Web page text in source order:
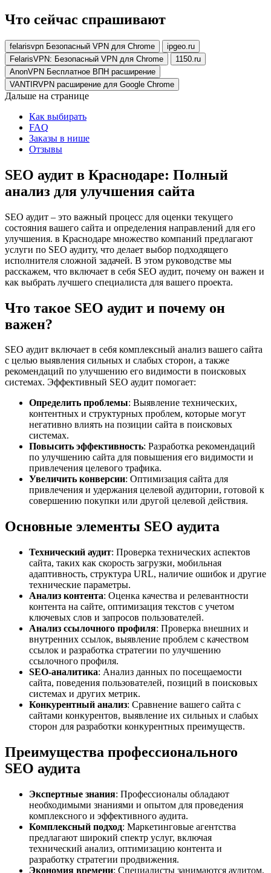
Что сейчас спрашивают
felarisvpn Безопасный VPN для Chrome
ipgeo.ru
FelarisVPN: Безопасный VPN для Chrome
1150.ru
AnonVPN Бесплатное ВПН расширение
VANTIRVPN расширение для Google Chrome
Дальше на странице
Как выбирать
FAQ
Заказы в нише
Отзывы
SEO аудит в Краснодаре: Полный
анализ для улучшения сайта
SEO аудит – это важный процесс для оценки текущего
состояния вашего сайта и определения направлений для его
улучшения. в Краснодаре множество компаний предлагают
услуги по SEO аудиту, что делает выбор подходящего
исполнителя сложной задачей. В этом руководстве мы
расскажем, что включает в себя SEO аудит, почему он важен и
как выбрать лучшего специалиста для вашего проекта.
Что такое SEO аудит и почему он
важен?
SEO аудит включает в себя комплексный анализ вашего сайта
с целью выявления сильных и слабых сторон, а также
рекомендаций по улучшению его видимости в поисковых
системах. Эффективный SEO аудит помогает:
Определить проблемы: Выявление технических,
контентных и структурных проблем, которые могут
негативно влиять на позиции сайта в поисковых
системах.
Повысить эффективность: Разработка рекомендаций
по улучшению сайта для повышения его видимости и
привлечения целевого трафика.
Увеличить конверсии: Оптимизация сайта для
привлечения и удержания целевой аудитории, готовой к
совершению покупки или другой целевой действия.
Основные элементы SEO аудита
Технический аудит: Проверка технических аспектов
сайта, таких как скорость загрузки, мобильная
адаптивность, структура URL, наличие ошибок и другие
технические параметры.
Анализ контента: Оценка качества и релевантности
контента на сайте, оптимизация текстов с учетом
ключевых слов и запросов пользователей.
Анализ ссылочного профиля: Проверка внешних и
внутренних ссылок, выявление проблем с качеством
ссылок и разработка стратегии по улучшению
ссылочного профиля.
SEO-аналитика: Анализ данных по посещаемости
сайта, поведения пользователей, позиций в поисковых
системах и других метрик.
Конкурентный анализ: Сравнение вашего сайта с
сайтами конкурентов, выявление их сильных и слабых
сторон для разработки конкурентных преимуществ.
Преимущества профессионального
SEO аудита
Экспертные знания: Профессионалы обладают
необходимыми знаниями и опытом для проведения
комплексного и эффективного аудита.
Комплексный подход: Маркетинговые агентства
предлагают широкий спектр услуг, включая
технический анализ, оптимизацию контента и
разработку стратегии продвижения.
Экономия времени: Специалисты занимаются аудитом,